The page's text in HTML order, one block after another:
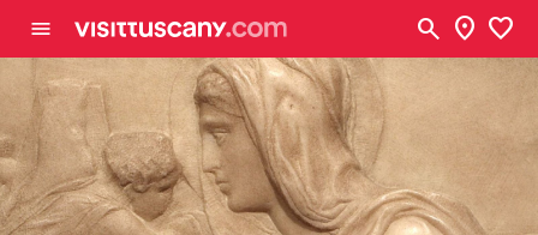
menu search location_on favorite